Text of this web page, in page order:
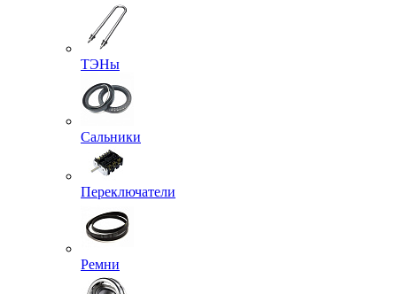
ТЭНы
Сальники
Переключатели
Ремни